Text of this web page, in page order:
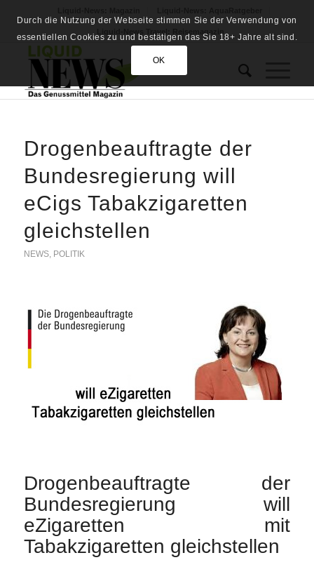
Drogenbeauftragte der
Bundesregierung will
eCigs Tabakzigaretten
gleichstellen
NEWS, POLITIK
Drogenbeauftragte der
Bundesregierung will
eZigaretten mit
Tabakzigaretten gleichstellen
Durch die Nutzung der Webseite stimmen Sie der Verwendung von
essentiellen Cookies zu und bestätigen das Sie 18+ Jahre alt sind.
OK